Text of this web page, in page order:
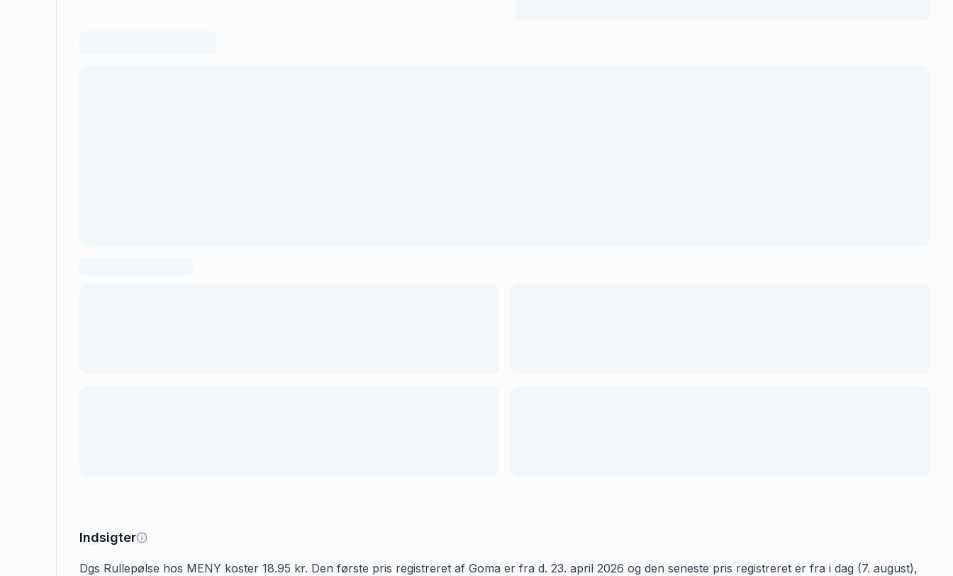
Indsigter
Dgs Rullepølse hos MENY koster 18.95 kr. Den første pris registreret af Goma er fra d. 23. april 2026 og den seneste pris registreret er fra i dag (7. august),